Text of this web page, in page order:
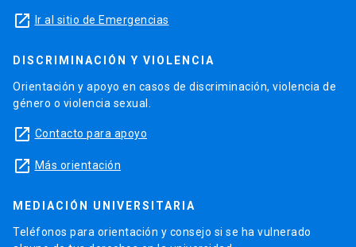
launch Ir al sitio de Emergencias
DISCRIMINACIÓN Y VIOLENCIA
Orientación y apoyo en casos de discriminación, violencia de
género o violencia sexual.
launch Contacto para apoyo
launch Más orientación
MEDIACIÓN UNIVERSITARIA
Teléfonos para orientación y consejo si se ha vulnerado